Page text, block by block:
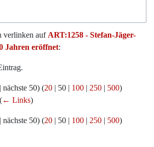
verlinken auf ART:1258 - Stefan-Jäger-
Jahren eröffnet:
| nächste 50) (20 | 50 | 100 | 250 | 500)
(← Links)
| nächste 50) (20 | 50 | 100 | 250 | 500)